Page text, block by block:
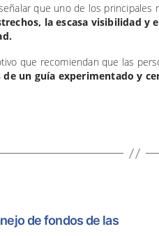
que uno de los principales
la escasa visibilidad y
que recomiendan que las
de un guía experimentado y
de fondos de las